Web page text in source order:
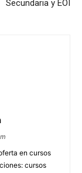
Secundaria y EOI
en cursos
cursos